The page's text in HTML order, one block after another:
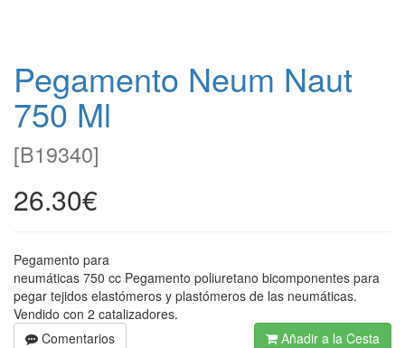
Pegamento Neum Naut
750 Ml
[B19340]
26.30€
Pegamento para
neumáticas 750 cc Pegamento poliuretano bicomponentes para
pegar tejidos elastómeros y plastómeros de las neumáticas.
Vendido con 2 catalizadores.
Comentarios
Añadir a la Cesta